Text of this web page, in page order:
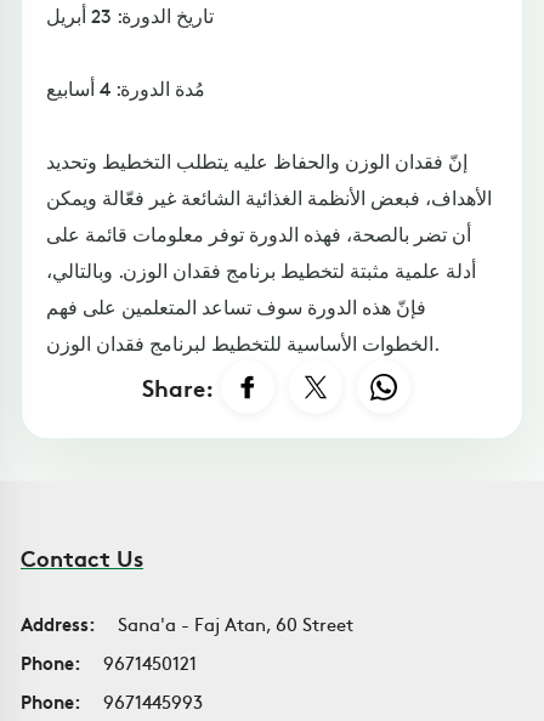
تاريخ الدورة: 23 أبريل
مُدة الدورة: 4 أسابيع
إنّ فقدان الوزن والحفاظ عليه يتطلب التخطيط وتحديد
الأهداف، فبعض الأنظمة الغذائية الشائعة غير فعّالة ويمكن
أن تضر بالصحة، فهذه الدورة توفر معلومات قائمة على
أدلة علمية مثبتة لتخطيط برنامج فقدان الوزن. وبالتالي،
فإنّ هذه الدورة سوف تساعد المتعلمين على فهم
الخطوات الأساسية للتخطيط لبرنامج فقدان الوزن.
Share:
Contact Us
Address:
Sana'a - Faj Atan, 60 Street
Phone:
9671450121
Phone:
9671445993